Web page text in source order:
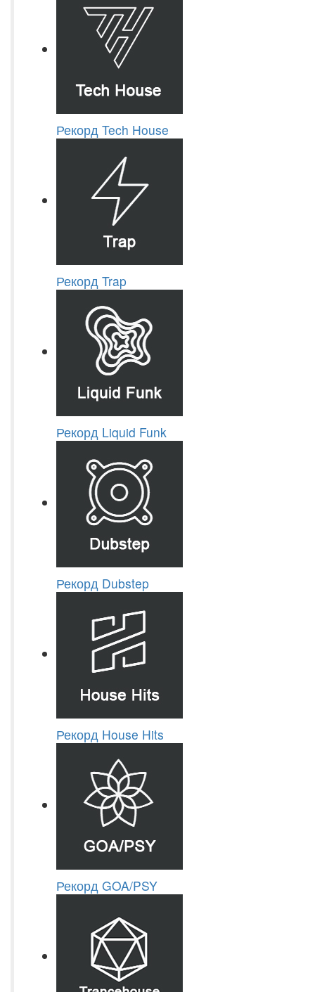
Рекорд Tech House
Рекорд Trap
Рекорд Liquid Funk
Рекорд Dubstep
Рекорд House Hits
Рекорд GOA/PSY